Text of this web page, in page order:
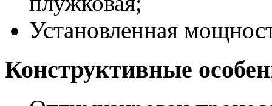
Установленная
Конструктивные